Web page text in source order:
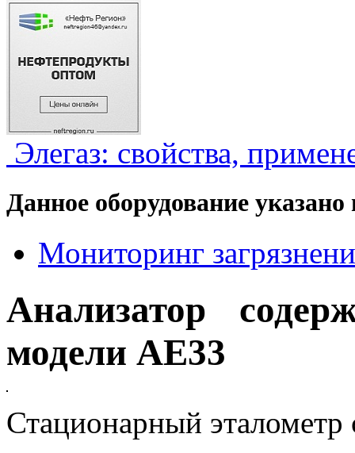
Элегаз: свойства,
Данное оборудование
Мониторинг
Анализатор
модели AE33
Стационарный эталометр